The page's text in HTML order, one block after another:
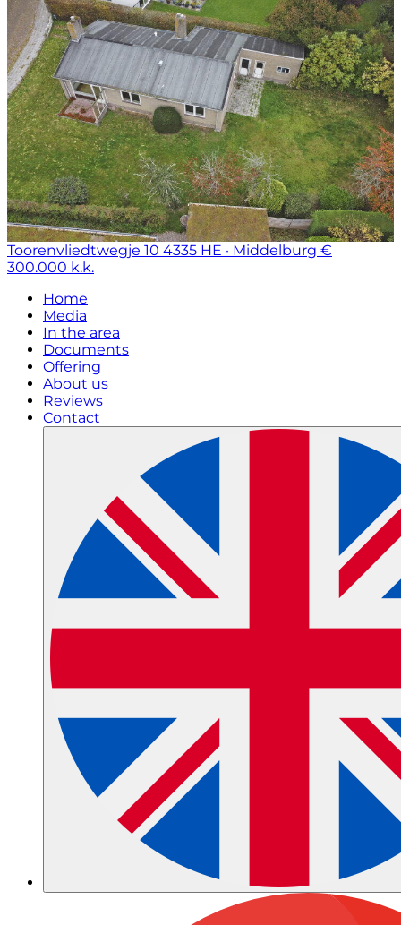
Toorenvliedtwegje 10 4335 HE · Middelburg €
300.000 k.k.
Home
Media
In the area
Documents
Offering
About us
Reviews
Contact